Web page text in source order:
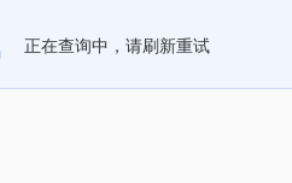
正在查询中，请刷新重试